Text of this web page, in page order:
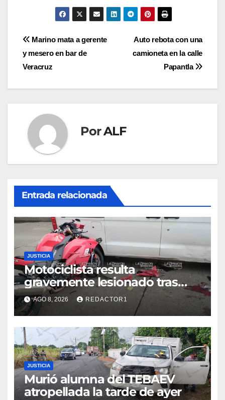
Navegación
de
entradas
Auto rebota con una
camioneta en la calle
Papantla
Marino mata a gerente
y mesero en bar de
Veracruz
PorALF
Entrada relacionada
JUSTICIA
Motociclista resulta
gravemente lesionado tras
choque en la colonia Ricardo
Flores Magón
AGO 8, 2026 REDACTOR1
JUSTICIA
Murió alumna del TEBAEV
atropellada la tarde de ayer